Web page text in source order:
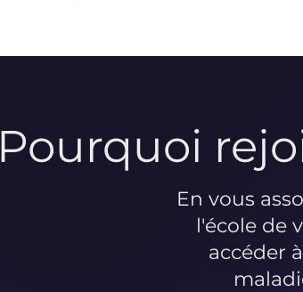
Pourquoi
En vous
l'école de
accéder